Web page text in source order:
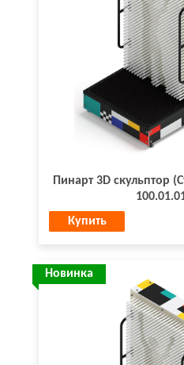
Пинарт 3D скульптор
Купить
Новинка